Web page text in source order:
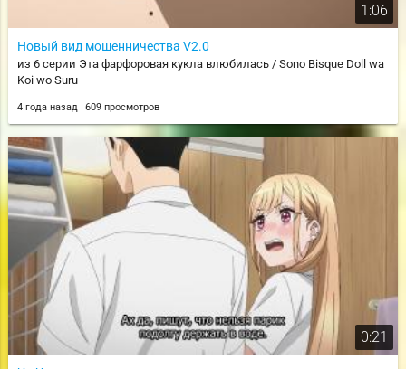
1:06
Новый вид мошенничества V2.0
из 6 серии Эта фарфоровая кукла влюбилась / Sono Bisque Doll wa
Koi wo Suru
4 года назад 609 просмотров
0:21